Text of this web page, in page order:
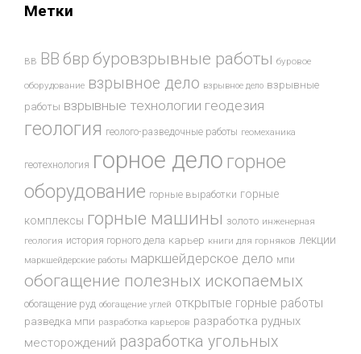
Метки
ВВ ВВ бвр буровзрывные работы буровое
оборудование взрывное дело взрывное дело взрывные
работы взрывные технологии геодезия
геология геолого-разведочные работы геомеханика
геотехнология горное дело горное
оборудование горные выработки горные
комплексы горные машины золото инженерная
геология история горного дела карьер книги для горняков лекции
маркшейдерские работы маркшейдерское дело мпи
обогащение полезных ископаемых
обогащение руд обогащение углей открытые горные работы
разведка мпи разработка карьеров разработка рудных
месторождений разработка угольных